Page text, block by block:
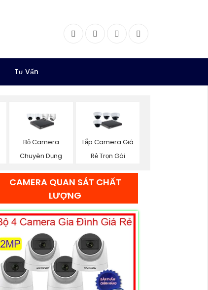
FacebookTwitter InstagramDribbble
Tư Vấn
Bộ Camera
Chuyên Dụng
Lắp Camera Giá
Rẻ Trọn Gói
CAMERA QUAN SÁT CHẤT
LƯỢNG